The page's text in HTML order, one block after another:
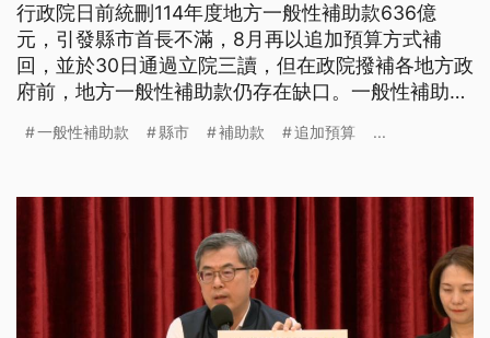
行政院日前統刪114年度地方一般性補助款636億
元，引發縣市首長不滿，8月再以追加預算方式補
回，並於30日通過立院三讀，但在政院撥補各地方政
府前，地方一般性補助款仍存在缺口。一般性補助款
新聞網》從中央預算編列情形到追加補助金額一文解
一般性補助款 縣市 補助款 追加預算 ...